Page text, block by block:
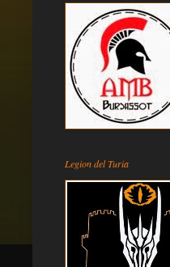
Legion del Turia